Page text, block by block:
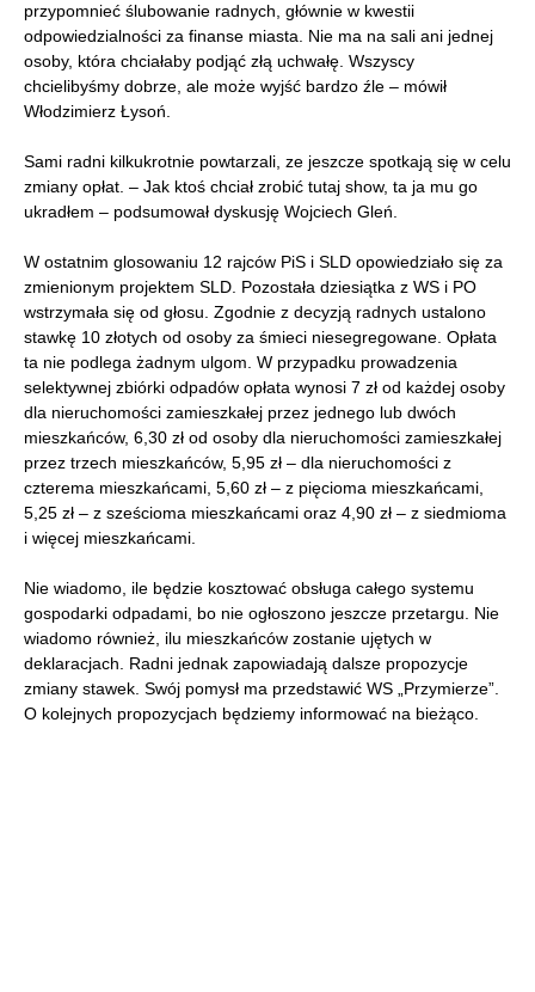
przypomnieć ślubowanie radnych, głównie w kwestii
odpowiedzialności za finanse miasta. Nie ma na sali ani jednej
osoby, która chciałaby podjąć złą uchwałę. Wszyscy
chcielibyśmy dobrze, ale może wyjść bardzo źle – mówił
Włodzimierz Łysoń.
Sami radni kilkukrotnie powtarzali, ze jeszcze spotkają się w celu
zmiany opłat. – Jak ktoś chciał zrobić tutaj show, ta ja mu go
ukradłem – podsumował dyskusję Wojciech Gleń.
W ostatnim glosowaniu 12 rajców PiS i SLD opowiedziało się za
zmienionym projektem SLD. Pozostała dziesiątka z WS i PO
wstrzymała się od głosu. Zgodnie z decyzją radnych ustalono
stawkę 10 złotych od osoby za śmieci niesegregowane. Opłata
ta nie podlega żadnym ulgom. W przypadku prowadzenia
selektywnej zbiórki odpadów opłata wynosi 7 zł od każdej osoby
dla nieruchomości zamieszkałej przez jednego lub dwóch
mieszkańców, 6,30 zł od osoby dla nieruchomości zamieszkałej
przez trzech mieszkańców, 5,95 zł – dla nieruchomości z
czterema mieszkańcami, 5,60 zł – z pięcioma mieszkańcami,
5,25 zł – z sześcioma mieszkańcami oraz 4,90 zł – z siedmioma
i więcej mieszkańcami.
Nie wiadomo, ile będzie kosztować obsługa całego systemu
gospodarki odpadami, bo nie ogłoszono jeszcze przetargu. Nie
wiadomo również, ilu mieszkańców zostanie ujętych w
deklaracjach. Radni jednak zapowiadają dalsze propozycje
zmiany stawek. Swój pomysł ma przedstawić WS „Przymierze”.
O kolejnych propozycjach będziemy informować na bieżąco.